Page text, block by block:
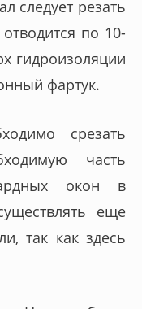
следует резать
по 10-
гидроизоляции
фартук.
срезать
часть
окон в
еще
так как здесь